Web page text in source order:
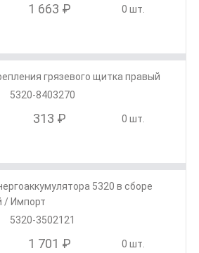
1 663 ₽ 0 шт.
грязевого щитка правый
5320-8403270
313 ₽ 0 шт.
5320 в сборе
/ Импорт
5320-3502121
1 701 ₽ 0 шт.